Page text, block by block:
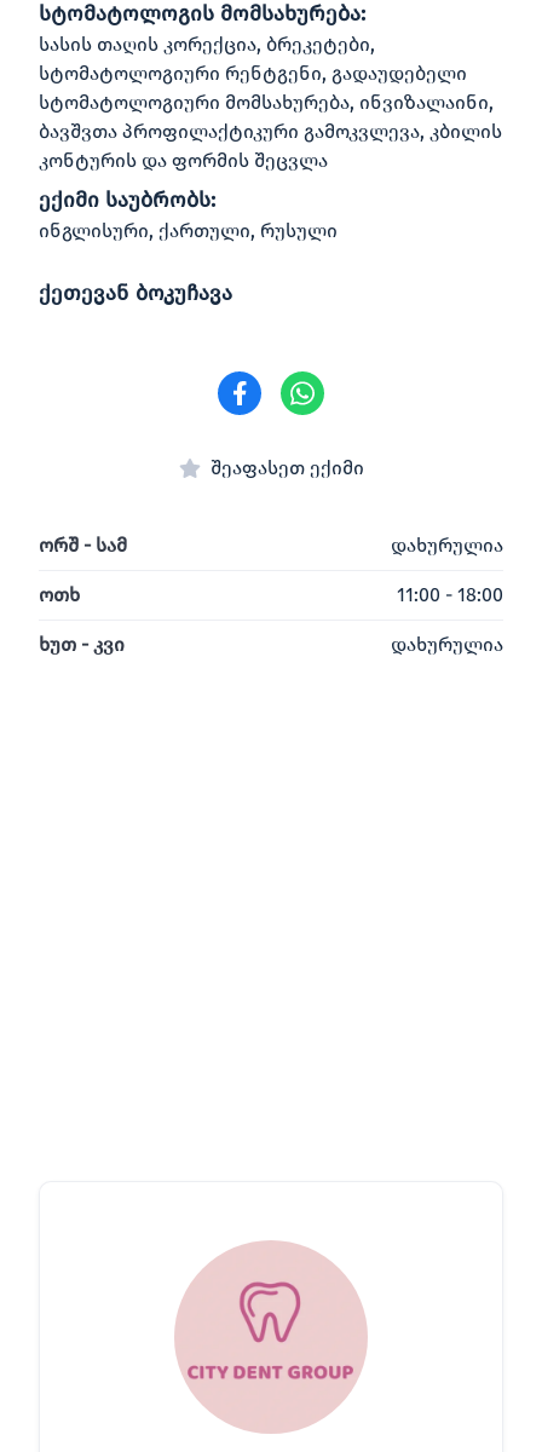
სტომატოლოგის მომსახურება:
სასის თაღის კორექცია, ბრეკეტები,
სტომატოლოგიური რენტგენი, გადაუდებელი
სტომატოლოგიური მომსახურება, ინვიზალაინი,
ბავშვთა პროფილაქტიკური გამოკვლევა, კბილის
კონტურის და ფორმის შეცვლა
ექიმი საუბრობს:
ინგლისური, ქართული, რუსული
ქეთევან ბოკუჩავა
შეაფასეთ ექიმი
ორშ - სამ დახურულია
ოთხ 11:00 - 18:00
ხუთ - კვი დახურულია